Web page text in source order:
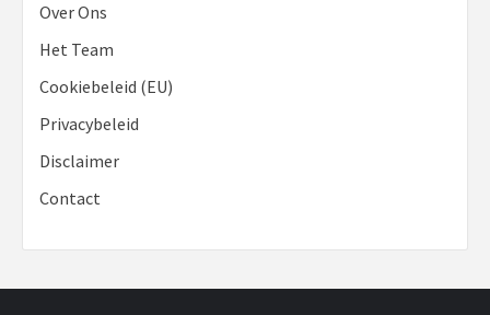
Over Ons
Het Team
Cookiebeleid (EU)
Privacybeleid
Disclaimer
Contact